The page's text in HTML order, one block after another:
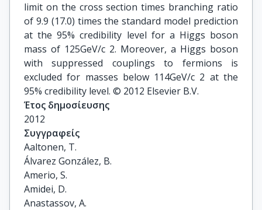
limit on the cross section times branching ratio
of 9.9 (17.0) times the standard model prediction
at the 95% credibility level for a Higgs boson
mass of 125GeV/c 2. Moreover, a Higgs boson
with suppressed couplings to fermions is
excluded for masses below 114GeV/c 2 at the
95% credibility level. © 2012 Elsevier B.V.
Έτος δημοσίευσης
2012
Συγγραφείς
Aaltonen, T.
Álvarez González, B.
Amerio, S.
Amidei, D.
Anastassov, A.